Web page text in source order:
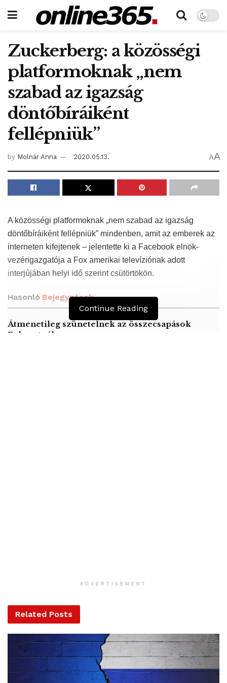
Zuckerberg: a közösségi
platformoknak „nem
szabad az igazság
döntőbíráiként
fellépniük”
by Molnár Anna 2020.05.13. AA
A közösségi platformoknak „nem szabad az igazság
döntőbíráiként fellépniük” mindenben, amit az emberek az
interneten kifejtenek – jelentette ki a Facebook elnök-
vezérigazgatója a Fox amerikai televíziónak adott
interjújában helyi idő szerint csütörtökön.
Hasonló Bejegyzések
Átmenetileg szünetelnek az összecsapások
Bahmutnál
Zuckerberg interjúja nyilvános konfrontációhoz vezetett
Jack Dorsey-val, a Twitter társalapítójával és igazgatójával,
aki azonnal védelmébe vette az úgynevezett
„tényellenőrzést”, vagyis a megjelenő bejegyzésekben
szereplő közlések esetleges kiigazítását.
Continue Reading
ADVERTISEMENT
Related Posts